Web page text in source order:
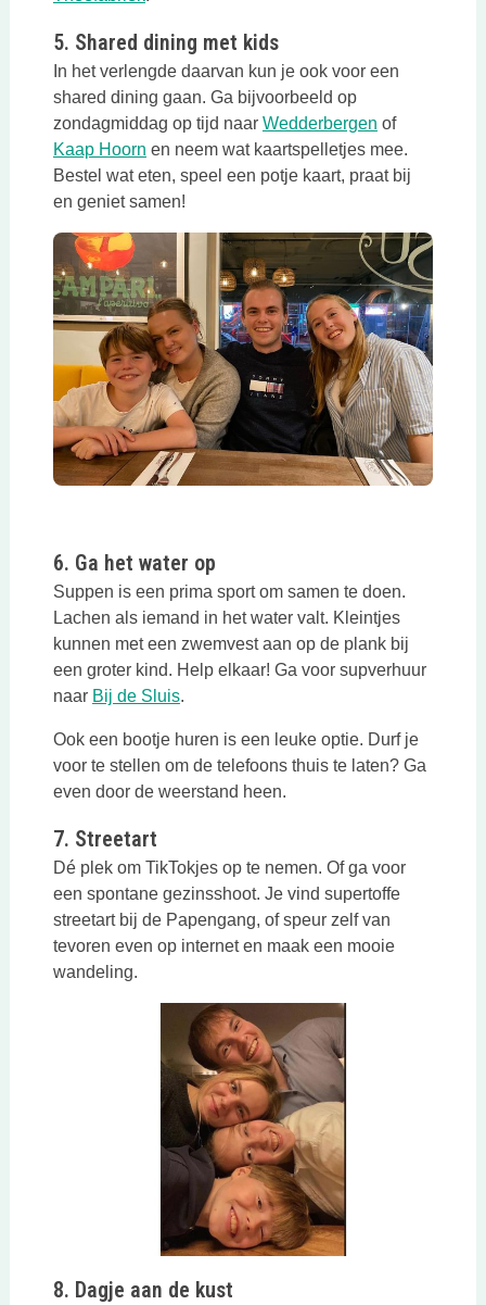
5. Shared dining met kids
In het verlengde daarvan kun je ook voor een
shared dining gaan. Ga bijvoorbeeld op
zondagmiddag op tijd naar WedderbergenDeze link
of
Kaap HoornDeze link opent in een nieuwe tab
en neem wat kaartspelletjes mee.
Bestel wat eten, speel een potje kaart, praat bij
en geniet samen!
6. Ga het water op
Suppen is een prima sport om samen te doen.
Lachen als iemand in het water valt. Kleintjes
kunnen met een zwemvest aan op de plank bij
een groter kind. Help elkaar! Ga voor supverhuur
naar Bij de Sluis.
Ook een bootje huren is een leuke optie. Durf je
voor te stellen om de telefoons thuis te laten? Ga
even door de weerstand heen.
7. Streetart
Dé plek om TikTokjes op te nemen. Of ga voor
een spontane gezinsshoot. Je vind supertoffe
streetart bij de Papengang, of speur zelf van
tevoren even op internet en maak een mooie
wandeling.
8. Dagje aan de kust